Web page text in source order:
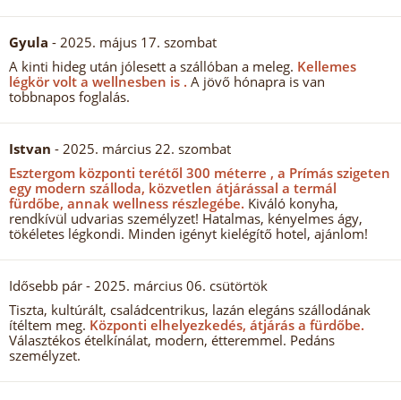
Gyula - 2025. május 17. szombat
A kinti hideg után jólesett a szállóban a meleg. Kellemes
légkör volt a wellnesben is . A jövő hónapra is van
tobbnapos foglalás.
Istvan - 2025. március 22. szombat
Esztergom központi terétől 300 méterre , a Prímás szigeten
egy modern szálloda, közvetlen átjárással a termál
fürdőbe, annak wellness részlegébe. Kiváló konyha,
rendkívül udvarias személyzet! Hatalmas, kényelmes ágy,
tökéletes légkondi. Minden igényt kielégítő hotel, ajánlom!
Idősebb pár - 2025. március 06. csütörtök
Tiszta, kultúrált, családcentrikus, lazán elegáns szállodának
ítéltem meg. Központi elhelyezkedés, átjárás a fürdőbe.
Választékos ételkínálat, modern, étteremmel. Pedáns
személyzet.